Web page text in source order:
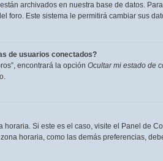
archivados en nuestra base de datos.
foro. Este sistema le permitirá cambiar sus
de usuarios conectados?
encontrará la opción Ocultar mi estado de
Si este es el caso, visite el Panel de
horaria, como las demás preferencias,